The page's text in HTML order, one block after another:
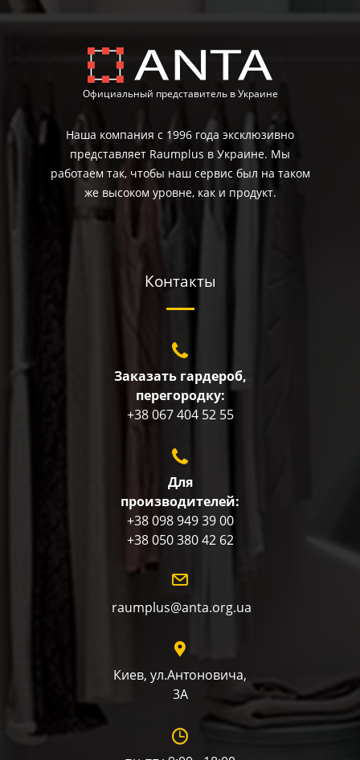
Официальный представитель в Украине
Наша компания с 1996 года эксклюзивно
представляет Raumplus в Украине. Мы
работаем так, чтобы наш сервис был на таком
же высоком уровне, как и продукт.
Контакты
Заказать гардероб,
перегородку:
+38 067 404 52 55
Для
производителей:
+38 098 949 39 00
+38 050 380 42 62
raumplus@anta.org.ua
Киев, ул.Антоновича,
3А